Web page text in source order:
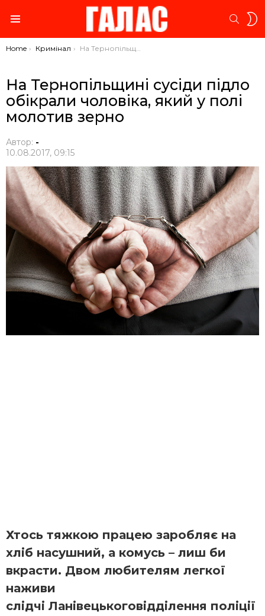
You are here:
Home Кримінал На Тернопільщині сусіди підло обікрали чоловіка, який у полі молотив зерно
На Тернопільщині сусіди підло
обікрали чоловіка, який у полі
молотив зерно
Автор: -
10.08.2017, 09:15
Хтось тяжкою працею заробляє на
хліб насушний, а комусь – лиш би
вкрасти. Двом любителям легкої
наживи
слідчі Ланівецькоговідділення поліції